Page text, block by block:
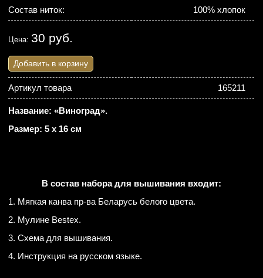
Состав ниток: 100% хлопок
Цена:30 руб.
Добавить в корзину
Артикул товара 165211
Название: «Виноград».
Размер: 5 х 16 см
В состав набора для вышивания входит:
1. Мягкая канва пр-ва Беларусь белого цвета.
2. Мулине Bestex.
3. Схема для вышивания.
4. Инструкция на русском языке.